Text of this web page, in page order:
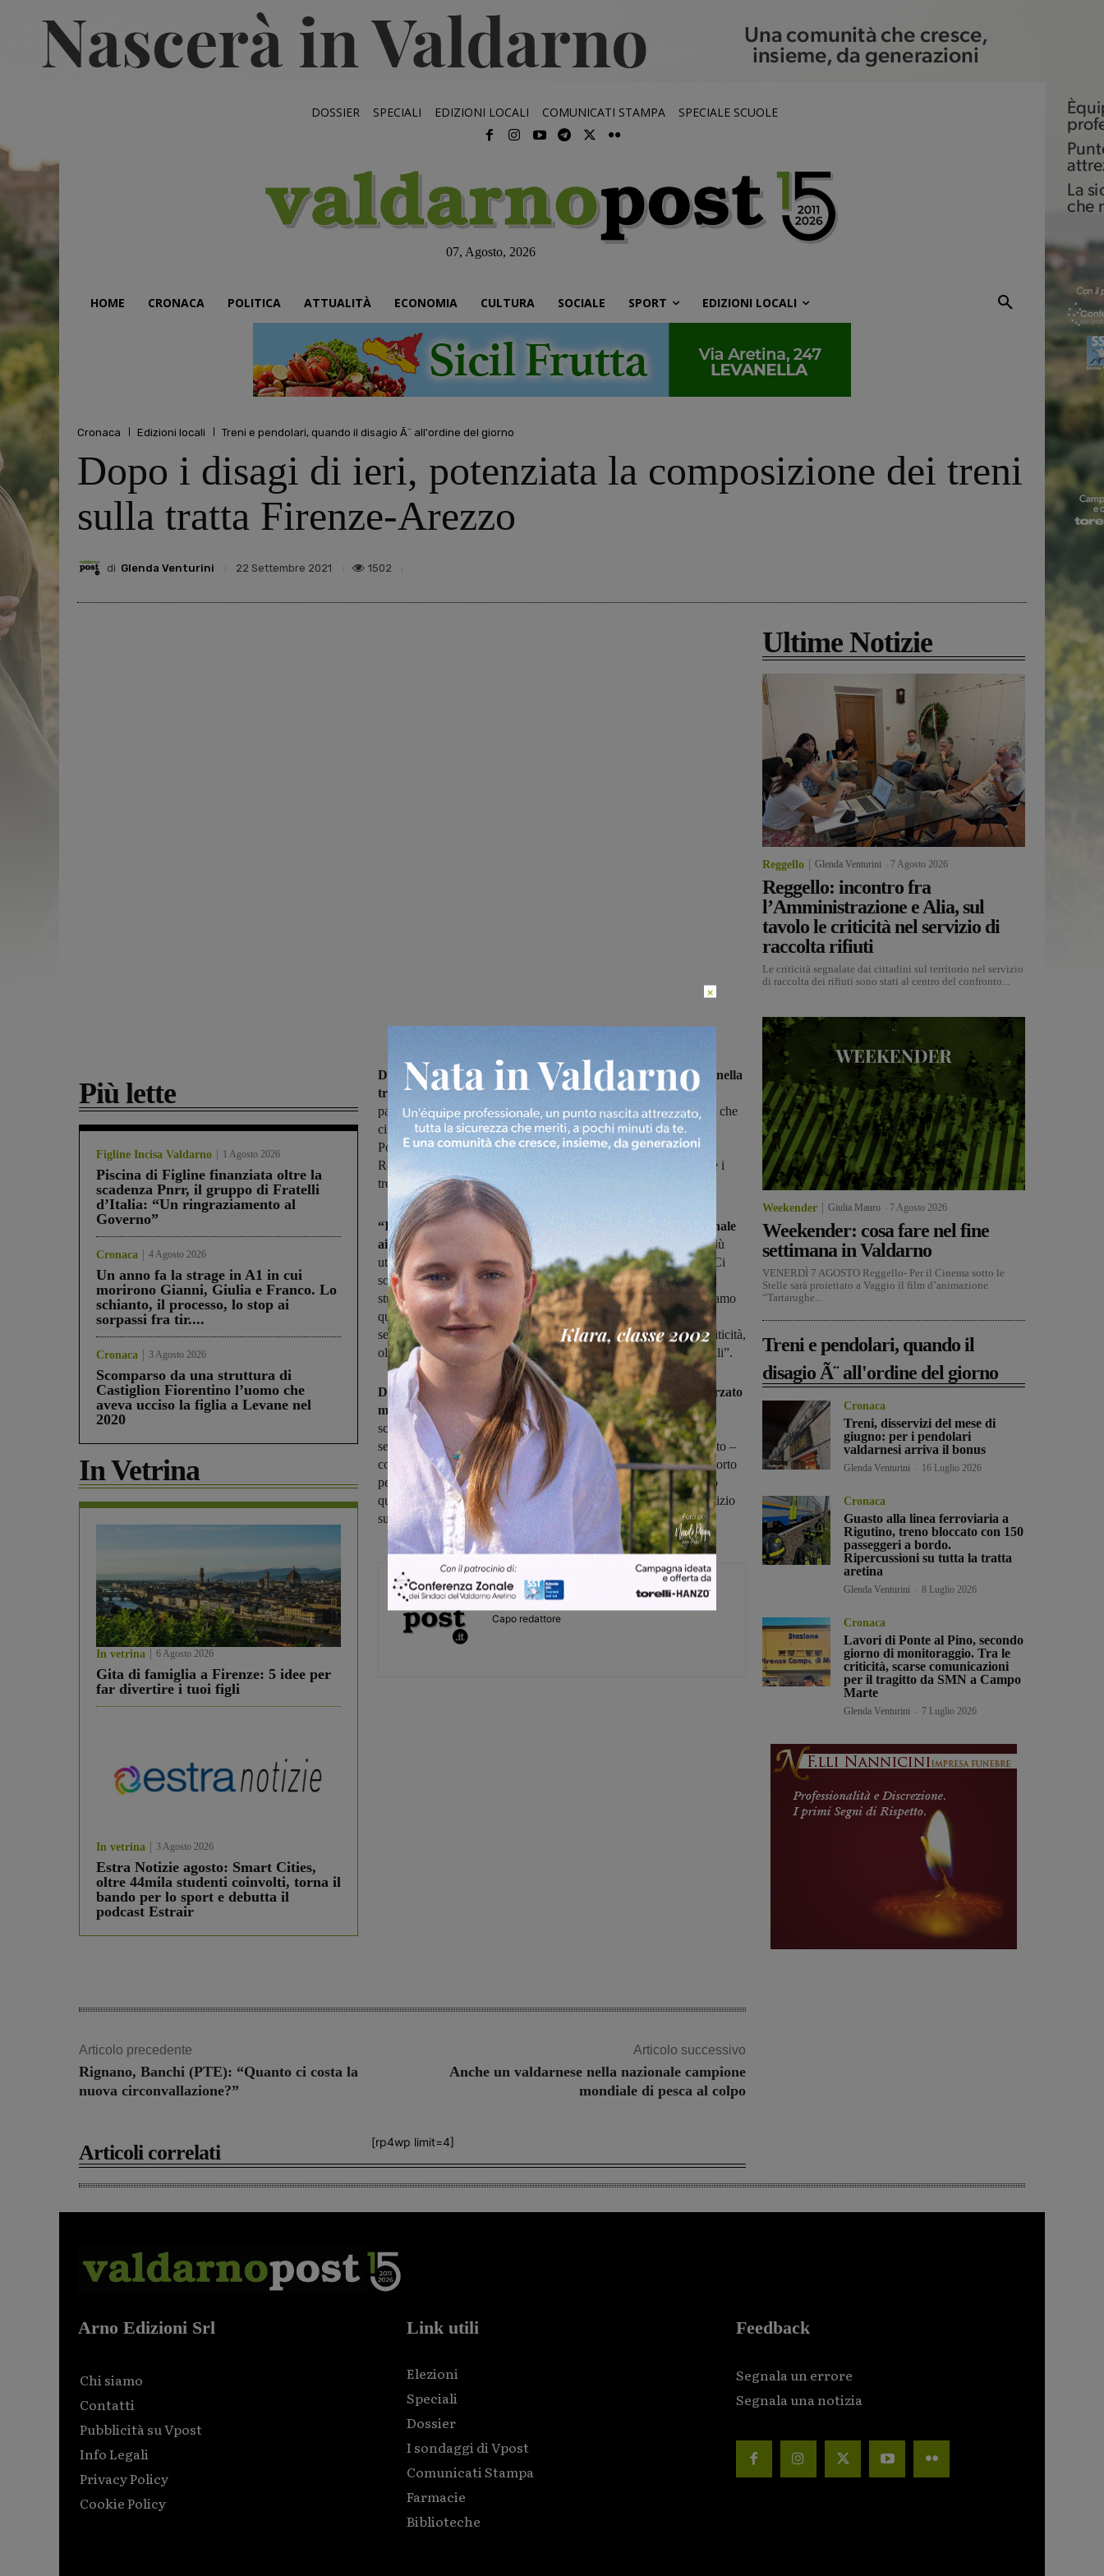
DOSSIER SPECIALI EDIZIONI LOCALI COMUNICATI STAMPA SPECIALE SCUOLE
07, Agosto, 2026
HOME CRONACA POLITICA ATTUALITÀ ECONOMIA CULTURA SOCIALE SPORT EDIZIONI LOCALI
Cronaca Edizioni locali Treni e pendolari, quando il disagio Ã¨ all'ordine del giorno
Dopo i disagi di ieri, potenziata la composizione dei treni
sulla tratta Firenze-Arezzo
di Glenda Venturini 22 Settembre 2021 1502
Più lette
Figline Incisa Valdarno 1 Agosto 2026
Piscina di Figline finanziata oltre la
scadenza Pnrr, il gruppo di Fratelli
d’Italia: “Un ringraziamento al
Governo”
Cronaca 4 Agosto 2026
Un anno fa la strage in A1 in cui
morirono Gianni, Giulia e Franco. Lo
schianto, il processo, lo stop ai
sorpassi fra tir....
Cronaca 3 Agosto 2026
Scomparso da una struttura di
Castiglion Fiorentino l’uomo che
aveva ucciso la figlia a Levane nel
2020
In Vetrina
In vetrina 6 Agosto 2026
Gita di famiglia a Firenze: 5 idee per
far divertire i tuoi figli
In vetrina 3 Agosto 2026
Estra Notizie agosto: Smart Cities,
oltre 44mila studenti coinvolti, torna il
bando per lo sport e debutta il
podcast Estrair
Da questa mattina la composizione del treno regionale 18739 nella
tratta Firenze – Arezzo,utilizzato dai pendolari valdarnesi e in
particolare da molti studenti, è stata potenziata. Dopo i forti disagi che
ci sono stati ieri, quando i passeggeri sono stati fatti scendere a
Ponticino poco prima di Arezzo per evitare il sovraffollamento, la
Regione è subito intervenuta per sollecitare Trenitalia a potenziare i
treni e a pretenderne la puntualità.
“Il bacino del Valdarno e di Arezzo – spiega l’assessore regionale
ai trasporti Stefano Baccelli– in quella fascia oraria è uno dei più
utilizzati per gli spostamenti degli studenti delle scuole superiori. Ci
sono poche tratte dove il servizio ferroviario è così utilizzato dagli
studenti. Per questo è fondamentale che il servizio funzioni. Abbiamo
quindi richiesto a Trenitalia immediate verifiche rispetto alle
segnalazioni e azioni specifiche per evitare il ripetersi di questa criticità,
oltre che attenzione nella gestione dei flussi nelle stazioni principali”.
Da questa mattina, dunque, il treno in questione è stato rinforzato
mentre l’altro regionale,il 4099 oggetto di polemiche nei giorni
scorsi perché in ritardo, è partito regolarmente in orario facendo
servizio come primo treno nelle stazioni principali. “Come già detto –
conclude Baccelli – una delle nostre priorità è che il servizio trasporto
per i pendolari e in particolare per gli studenti funzioni, chiediamo
quindi a Trenitalia di monitorare con la massima attenzione il servizio
su questa tratta critica”.
Glenda Venturini
Capo redattore
Articolo precedente
Rignano, Banchi (PTE): “Quanto ci costa la
nuova circonvallazione?”
Articolo successivo
Anche un valdarnese nella nazionale campione
mondiale di pesca al colpo
[rp4wp limit=4]
Articoli correlati
Ultime Notizie
Reggello Glenda Venturini 7 Agosto 2026
Reggello: incontro fra
l’Amministrazione e Alia, sul
tavolo le criticità nel servizio di
raccolta rifiuti
Le criticità segnalate dai cittadini sul territorio nel servizio
di raccolta dei rifiuti sono stati al centro del confronto...
Weekender Giulia Mauro 7 Agosto 2026
Weekender: cosa fare nel fine
settimana in Valdarno
VENERDÌ 7 AGOSTO Reggello- Per il Cinema sotto le
Stelle sarà proiettato a Vaggio il film d’animazione
“Tartarughe...
Treni e pendolari, quando il
disagio Ã¨ all'ordine del giorno
Cronaca
Treni, disservizi del mese di
giugno: per i pendolari
valdarnesi arriva il bonus
Glenda Venturini 16 Luglio 2026
Cronaca
Guasto alla linea ferroviaria a
Rigutino, treno bloccato con 150
passeggeri a bordo.
Ripercussioni su tutta la tratta
aretina
Glenda Venturini 8 Luglio 2026
Cronaca
Lavori di Ponte al Pino, secondo
giorno di monitoraggio. Tra le
criticità, scarse comunicazioni
per il tragitto da SMN a Campo
Marte
Glenda Venturini 7 Luglio 2026
Arno Edizioni Srl
Chi siamo
Contatti
Pubblicità su Vpost
Info Legali
Privacy Policy
Cookie Policy
Link utili
Elezioni
Speciali
Dossier
I sondaggi di Vpost
Comunicati Stampa
Farmacie
Biblioteche
Feedback
Segnala un errore
Segnala una notizia
×